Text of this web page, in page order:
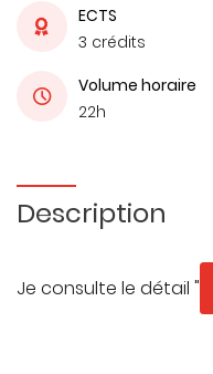
ECTS
3 crédits
Volume horaire
22h
Description
Je consulte le détail "